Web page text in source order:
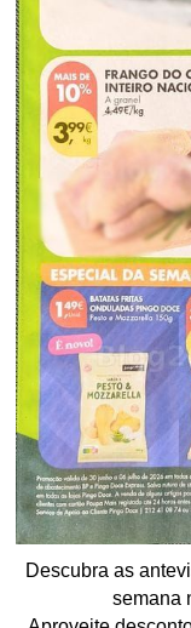
Descubra as
semana